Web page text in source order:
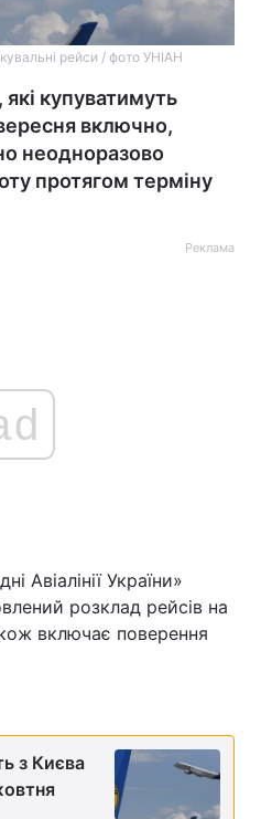
Світ
Наука
Інциденти
рейси / фото УНІАН
купуватимуть
включно,
неодноразово
протягом терміну
Реклама
Авіалінії України»
розклад рейсів на
включає поверення
з Києва